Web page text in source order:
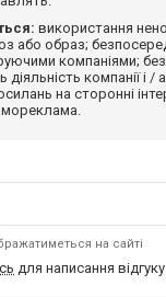
використання
або образ;
компаніями;
компанії і /
на сторонні
на сайті
для написання відгуку